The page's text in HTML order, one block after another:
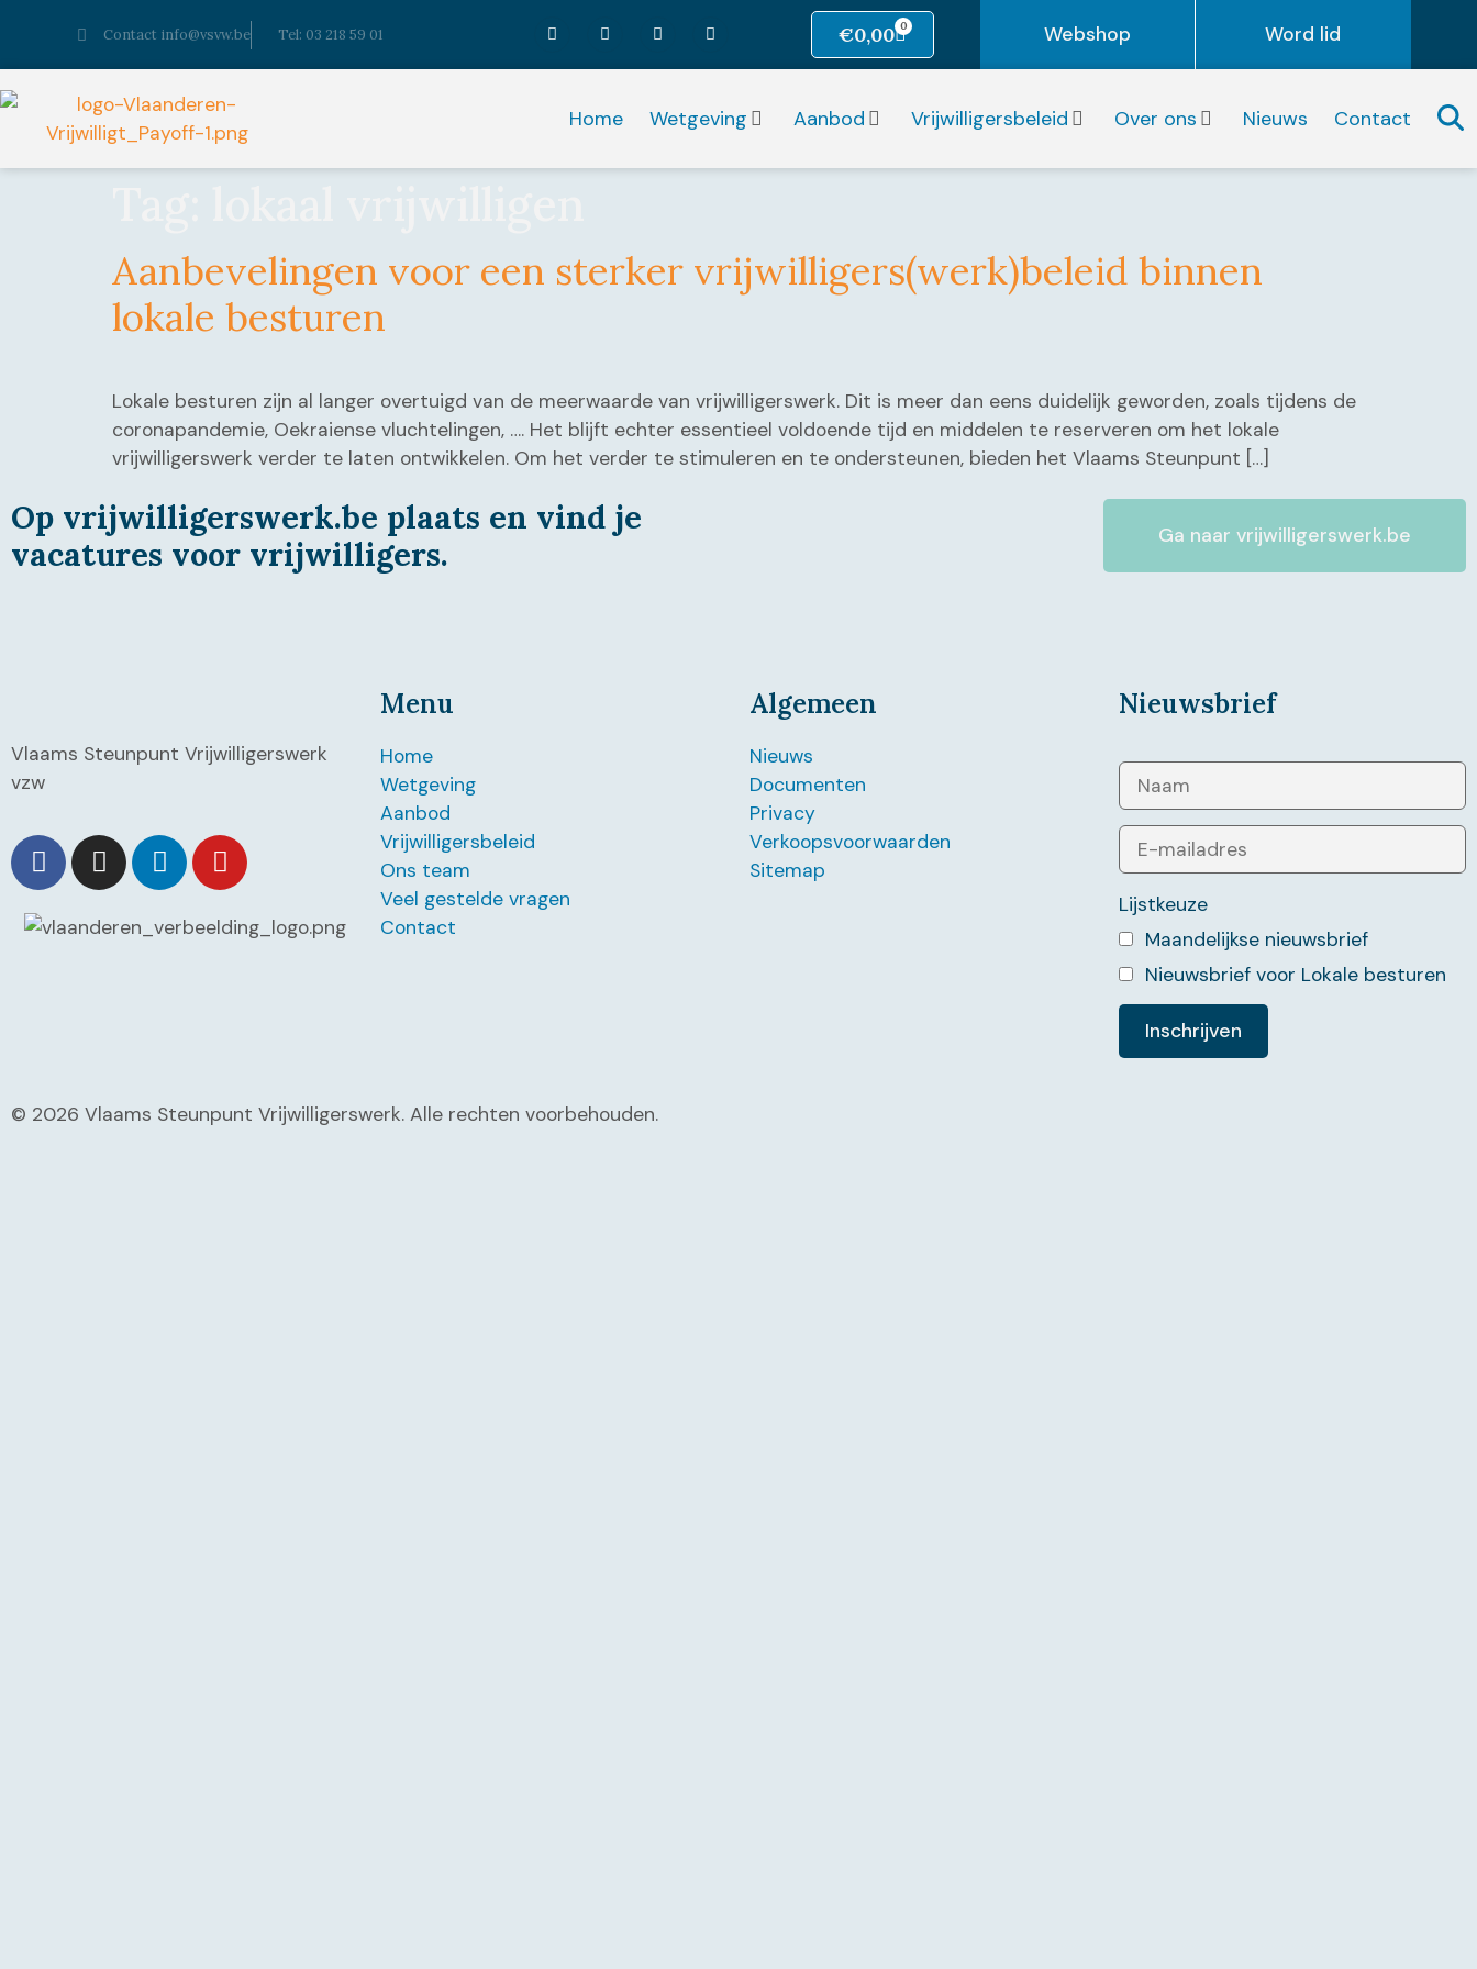
Contact info@vsvw.be Tel: 03 218 59 01 €0,00 0 Webshop Word lid
Home Wetgeving Aanbod Vrijwilligersbeleid Over ons Nieuws Contact
Aanbevelingen voor een sterker vrijwilligers(werk)beleid binnen
lokale besturen
Lokale besturen zijn al langer overtuigd van de meerwaarde van vrijwilligerswerk. Dit is meer dan eens duidelijk geworden, zoals tijdens de
coronapandemie, Oekraiense vluchtelingen, …. Het blijft echter essentieel voldoende tijd en middelen te reserveren om het lokale
vrijwilligerswerk verder te laten ontwikkelen. Om het verder te stimuleren en te ondersteunen, bieden het Vlaams Steunpunt […]
Op vrijwilligerswerk.be plaats en vind je
vacatures voor vrijwilligers.
Ga naar vrijwilligerswerk.be
Vlaams Steunpunt Vrijwilligerswerk
vzw
Menu
Home
Wetgeving
Aanbod
Vrijwilligersbeleid
Ons team
Veel gestelde vragen
Contact
Algemeen
Nieuws
Documenten
Privacy
Verkoopsvoorwaarden
Sitemap
Nieuwsbrief
Lijstkeuze
Maandelijkse nieuwsbrief
Nieuwsbrief voor Lokale besturen
© 2026 Vlaams Steunpunt Vrijwilligerswerk. Alle rechten voorbehouden.